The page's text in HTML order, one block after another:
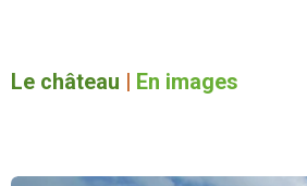
Le château En images